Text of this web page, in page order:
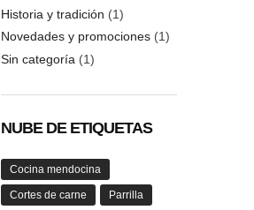
Historia y tradición (1)
Novedades y promociones (1)
Sin categoría (1)
NUBE DE ETIQUETAS
Cocina mendocina
Cortes de carne Parrilla